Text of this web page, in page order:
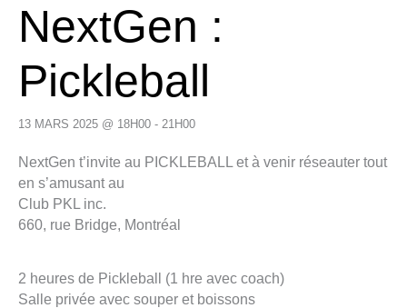
NextGen :
Pickleball
13 MARS 2025 @ 18H00 - 21H00
NextGen t’invite au PICKLEBALL et à venir réseauter tout
en s’amusant au
Club PKL inc.
660, rue Bridge, Montréal
2 heures de Pickleball (1 hre avec coach)
Salle privée avec souper et boissons